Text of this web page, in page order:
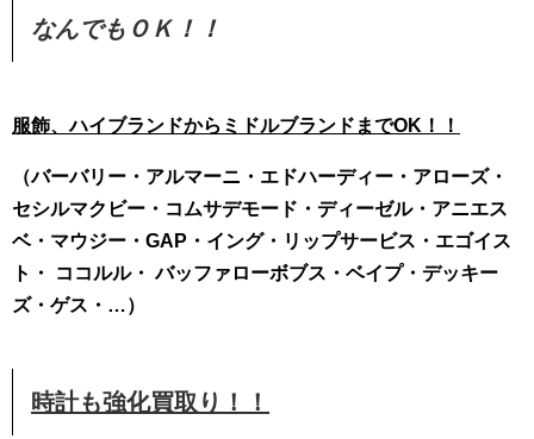
なんでもＯＫ！！
服飾、ハイブランドからミドルブランドまでOK！！
（バーバリー・アルマーニ・エドハーディー・アローズ・
セシルマクビー・コムサデモード・ディーゼル・アニエス
ベ・マウジー・GAP・イング・リップサービス・エゴイス
ト・ ココルル・ バッファローボブス・ベイプ・デッキー
ズ・ゲス・ …）
時計も強化買取り！！